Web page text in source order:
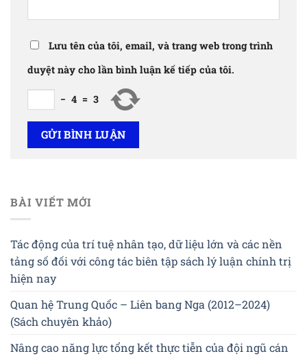
Lưu tên của tôi, email, và trang web trong trình
duyệt này cho lần bình luận kế tiếp của tôi.
− 4 = 3
BÀI VIẾT MỚI
Tác động của trí tuệ nhân tạo, dữ liệu lớn và các nền
tảng số đối với công tác biên tập sách lý luận chính trị
hiện nay
Quan hệ Trung Quốc – Liên bang Nga (2012–2024)
(Sách chuyên khảo)
Nâng cao năng lực tổng kết thực tiễn của đội ngũ cán